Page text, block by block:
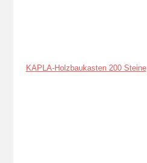
KAPLA-Holzbaukasten 200 Steine